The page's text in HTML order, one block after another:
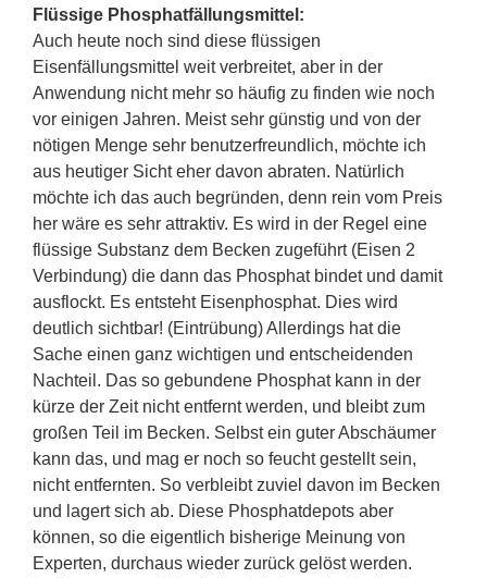
Flüssige Phosphatfällungsmittel:
Auch heute noch sind diese flüssigen
Eisenfällungsmittel weit verbreitet, aber in der
Anwendung nicht mehr so häufig zu finden wie noch
vor einigen Jahren. Meist sehr günstig und von der
nötigen Menge sehr benutzerfreundlich, möchte ich
aus heutiger Sicht eher davon abraten. Natürlich
möchte ich das auch begründen, denn rein vom Preis
her wäre es sehr attraktiv. Es wird in der Regel eine
flüssige Substanz dem Becken zugeführt (Eisen 2
Verbindung) die dann das Phosphat bindet und damit
ausflockt. Es entsteht Eisenphosphat. Dies wird
deutlich sichtbar! (Eintrübung) Allerdings hat die
Sache einen ganz wichtigen und entscheidenden
Nachteil. Das so gebundene Phosphat kann in der
kürze der Zeit nicht entfernt werden, und bleibt zum
großen Teil im Becken. Selbst ein guter Abschäumer
kann das, und mag er noch so feucht gestellt sein,
nicht entfernten. So verbleibt zuviel davon im Becken
und lagert sich ab. Diese Phosphatdepots aber
können, so die eigentlich bisherige Meinung von
Experten, durchaus wieder zurück gelöst werden.